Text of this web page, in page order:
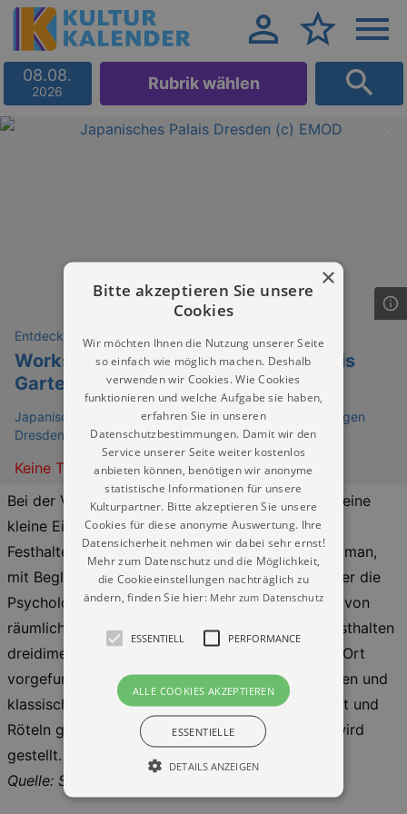
08.08.
2026 Rubrik wählen
Entdeckungen
Workshop | Sonntagsskizzen im Palais
Garten
Japanisches Palais Dresden - Staatliche Kunstsammlungen
Dresden
Keine Termine
Bei der Veranstaltung "Sonntagsskizzen" gibt es eine
kleine Einführung in das Skizzieren, das schnelle
Festhalten von Eindrücken oder Ideen. Hier kann man,
mit Begleitung des Künstlers Eric Beier, etwas über die
Psychologie des Sehens, das schnelle Darstellen von
räumlichen Eindrücken und das zeichnerische Festhalten
dreidimensionaler Körper lernen. Es wird mit vor Ort
vorgefundenen Situationen, Objekten, Kunstwerken und
klassischen grafischen Medien, wie Kohle, Graphit und
Röteln gearbeitet werden. Das Zeichenmaterial wird
gestellt.
Quelle: Staatliche Kunstsammlungen Dresden
×
Bitte akzeptieren Sie unsere
Cookies
Wir möchten Ihnen die Nutzung unserer Seite
so einfach wie möglich machen. Deshalb
verwenden wir Cookies. Wie Cookies
funktionieren und welche Aufgabe sie haben,
erfahren Sie in unseren
Datenschutzbestimmungen. Damit wir den
Service unserer Seite weiter kostenlos
anbieten können, benötigen wir anonyme
statistische Informationen für unsere
Kulturpartner. Bitte akzeptieren Sie unsere
Cookies für diese anonyme Auswertung. Ihre
Datensicherheit nehmen wir dabei sehr ernst!
Mehr zum Datenschutz und die Möglichkeit,
die Cookieeinstellungen nachträglich zu
ändern, finden Sie hier: Mehr zum Datenschutz
ESSENTIELL PERFORMANCE
ALLE COOKIES AKZEPTIEREN
ESSENTIELLE
DETAILS ANZEIGEN